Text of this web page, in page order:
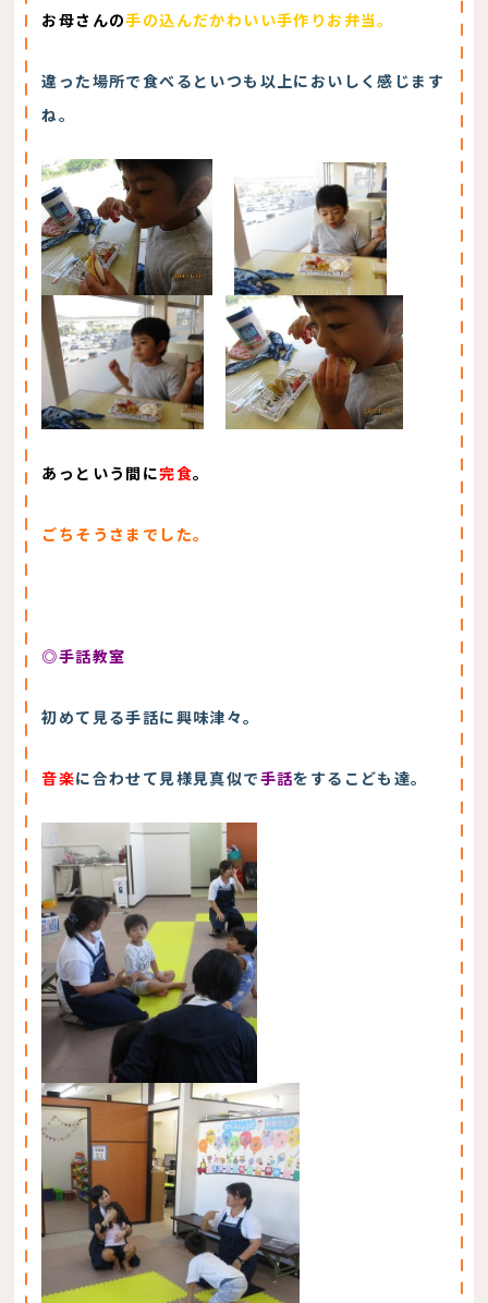
お母さんの手の込んだかわいい手作りお弁当。
違った場所で食べるといつも以上においしく感じます
ね。
あっという間に完食。
ごちそうさまでした。
◎手話教室
初めて見る手話に興味津々。
音楽に合わせて見様見真似で手話をするこども達。